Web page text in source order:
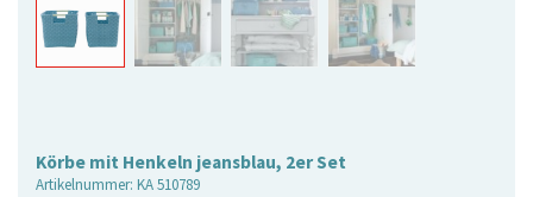
Körbe mit Henkeln jeansblau, 2er Set
Artikelnummer: KA 510789